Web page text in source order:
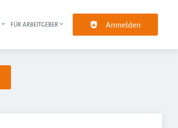
FÜR ARBEITGEBER Anmelden